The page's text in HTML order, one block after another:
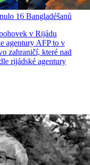
16 Bangladéšanů
v Rijádu
agentury AFP to v
zahraničí, které nad
rijádské agentury